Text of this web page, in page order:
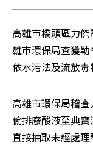
高雄市橋頭區力
雄市環保局查獲
依水污法及流放
高雄市環保局稽
偷排廢酸液至典
直接抽取未經處理